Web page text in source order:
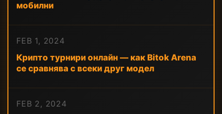
мобилни
FEB 1, 2024
Крипто турнири онлайн — как Bitok Arena
се сравнява с всеки друг модел
FEB 2, 2024